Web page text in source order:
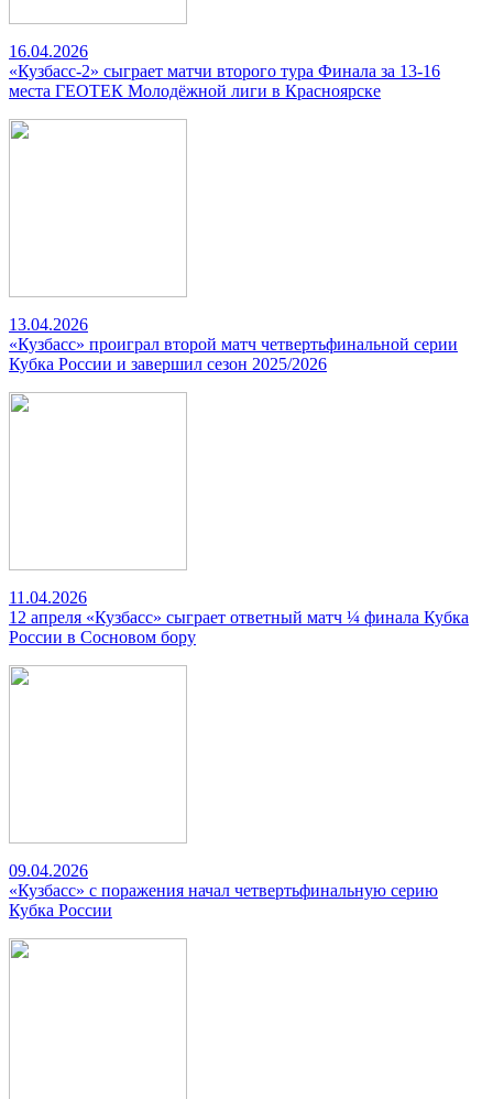
16.04.2026
«Кузбасс-2» сыграет матчи второго тура Финала за 13-16
места ГЕОТЕК Молодёжной лиги в Красноярске
13.04.2026
«Кузбасс» проиграл второй матч четвертьфинальной серии
Кубка России и завершил сезон 2025/2026
11.04.2026
12 апреля «Кузбасс» сыграет ответный матч ¼ финала Кубка
России в Сосновом бору
09.04.2026
«Кузбасс» с поражения начал четвертьфинальную серию
Кубка России